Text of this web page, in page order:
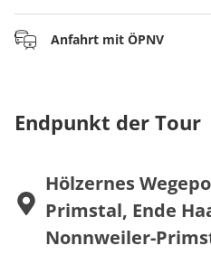
Parkplatz Ende Haagstraße,
Anfahrt mit ÖPNV
Haagstr., Primstal Nonnweiler.
Endpunkt der Tour
Hölzernes
Primstal, Ende
Nonnweiler-